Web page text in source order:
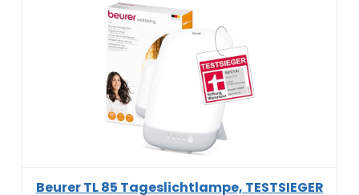
Beurer TL 85 Tageslichtlampe, TESTSIEGER